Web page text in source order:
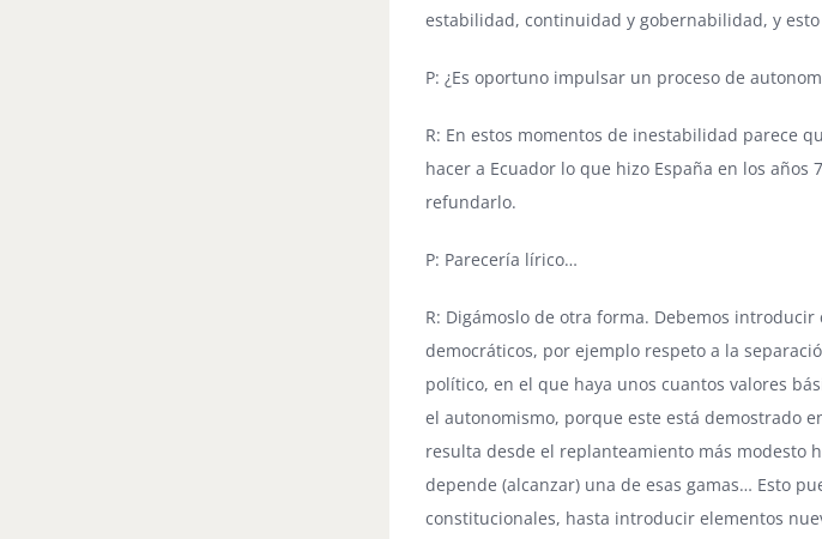
estabilidad, continuidad y gobernabilidad, y
P: ¿Es oportuno impulsar un proceso de
R: En estos momentos de inestabilidad parece
hacer a Ecuador lo que hizo España en los
refundarlo.
P: Parecería lírico…
R: Digámoslo de otra forma. Debemos
democráticos, por ejemplo respeto a la
político, en el que haya unos cuantos valores
el autonomismo, porque este está demostrado
resulta desde el replanteamiento más modesto
depende (alcanzar) una de esas gamas… Esto
constitucionales, hasta introducir elementos